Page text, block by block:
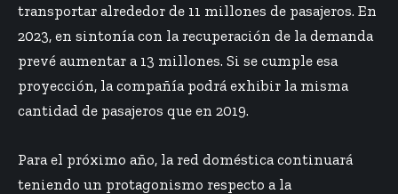
transportar alrededor de 11 millones de pasajeros. En
2023, en sintonía con la recuperación de la demanda
prevé aumentar a 13 millones. Si se cumple esa
proyección, la compañía podrá exhibir la misma
cantidad de pasajeros que en 2019.
Para el próximo año, la red doméstica continuará
teniendo un protagonismo respecto a la